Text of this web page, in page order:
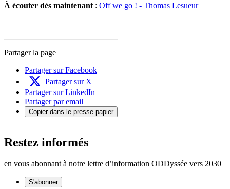
À écouter dès maintenant : Off we go ! - Thomas Lesueur
Partager la page
Partager sur Facebook
Partager sur X
Partager sur LinkedIn
Partager par email
Copier dans le presse-papier
Restez informés
en vous abonnant à notre lettre d’information ODDyssée vers 2030
S'abonner